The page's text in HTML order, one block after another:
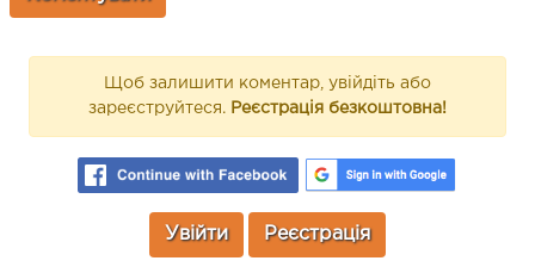
Щоб залишити коментар, увійдіть або
зареєструйтеся. Реєстрація безкоштовна!
Увійти Реєстрація